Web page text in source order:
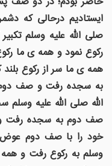
ايستاديم درحالی که
صلى الله عليه وسلم
رکوع نمود و همه ی ما
همه ی ما سر از رکوع
به سجده رفت و صف دوم
الله صلى الله عليه
صف دوم به سجده رفت
خود را با صف دوم عوض
وسلم به رکوع رفت و همه